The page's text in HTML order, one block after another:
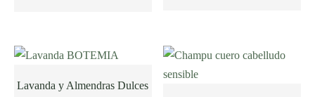
Lavanda y Almendras Dulces